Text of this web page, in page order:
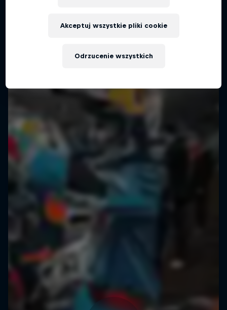
Odrzucenie wszystkich
Akceptuj wszystkie pliki cookie